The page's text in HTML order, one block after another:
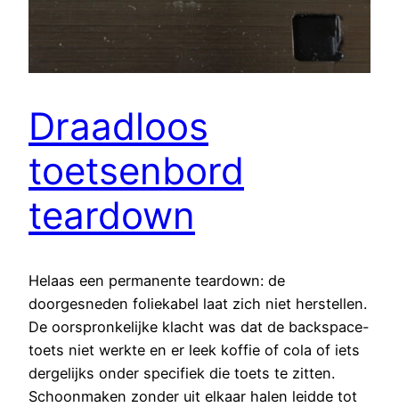
Draadloos
toetsenbord
teardown
Helaas een permanente teardown: de
doorgesneden foliekabel laat zich niet herstellen.
De oorspronkelijke klacht was dat de backspace-
toets niet werkte en er leek koffie of cola of iets
dergelijks onder specifiek die toets te zitten.
Schoonmaken zonder uit elkaar halen leidde tot